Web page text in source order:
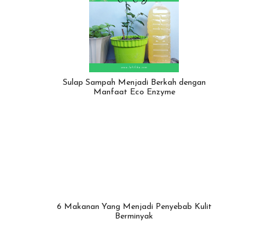
Sulap Sampah Menjadi Berkah dengan
Manfaat Eco Enzyme
6 Makanan Yang Menjadi Penyebab Kulit
Berminyak